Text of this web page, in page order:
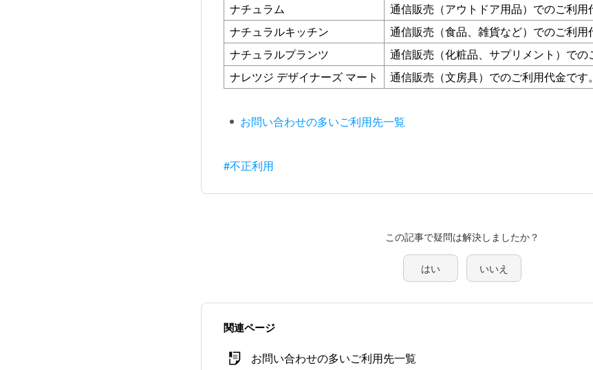
ナチュラム
通信販売（アウトドア用品）でのご利用
ナチュラルキッチン
通信販売（食品、雑貨など）でのご利用
ナチュラルプランツ
通信販売（化粧品、サプリメント）での
ナレツジ デザイナーズ マート
通信販売（文房具）でのご利用代金です。
お問い合わせの多いご利用先一覧
#不正利用
この記事で疑問は解決しましたか？
はい いいえ
関連ページ
お問い合わせの多いご利用先一覧